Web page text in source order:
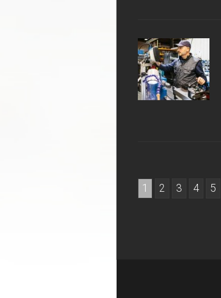
1 2 3 4 5